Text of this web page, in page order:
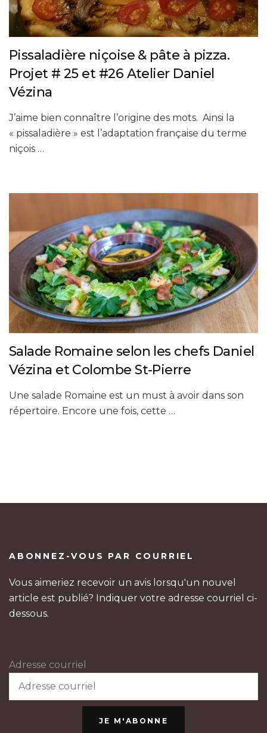
Pissaladière niçoise & pâte à pizza.
Projet # 25 et #26 Atelier Daniel
Vézina
J’aime bien connaître l’origine des mots. Ainsi la
« pissaladière » est l’adaptation française du terme
niçois …
Salade Romaine selon les chefs Daniel
Vézina et Colombe St-Pierre
Une salade Romaine est un must à avoir dans son
répertoire. Encore une fois, cette …
ABONNEZ-VOUS PAR COURRIEL
Vous aimeriez recevoir un avis lorsqu'un nouvel
article est publié? Indiquer votre adresse courriel ci-
dessous.
Adresse courriel
JE M'ABONNE